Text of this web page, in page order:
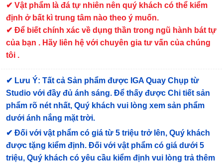
✔ Vật phẩm là đá tự nhiên nên quý khách có thể kiểm
định ở bất kì trung tâm nào theo ý muốn.
✔ Để biết chính xác về dụng thần trong ngũ hành bát tự
của bạn . Hãy liên hệ với chuyên gia tư vấn của chúng
tôi .
✔ Lưu Ý: Tất cả Sản phẩm được IGA Quay Chụp từ
Studio với đầy đủ ánh sáng. Để thấy được Chi tiết sản
phẩm rõ nét nhất, Quý khách vui lòng xem sản phẩm
dưới ánh nắng mặt trời.
✔ Đối với vật phẩm có giá từ 5 triệu trở lên, Quý khách
được tặng kiểm định. Đối với vật phẩm có giá dưới 5
triệu, Quý khách có yêu cầu kiểm định vui lòng trả thêm